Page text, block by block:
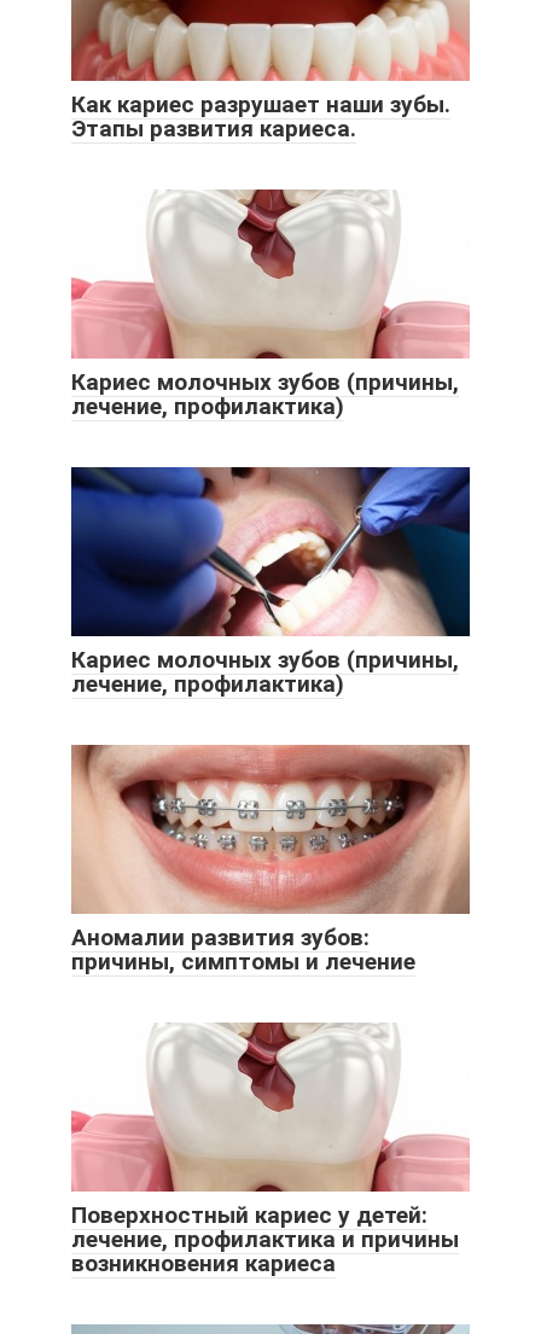
Как кариес разрушает наши зубы.
Этапы развития кариеса.
Кариес молочных зубов (причины,
лечение, профилактика)
Кариес молочных зубов (причины,
лечение, профилактика)
Аномалии развития зубов:
причины, симптомы и лечение
Поверхностный кариес у детей:
лечение, профилактика и причины
возникновения кариеса